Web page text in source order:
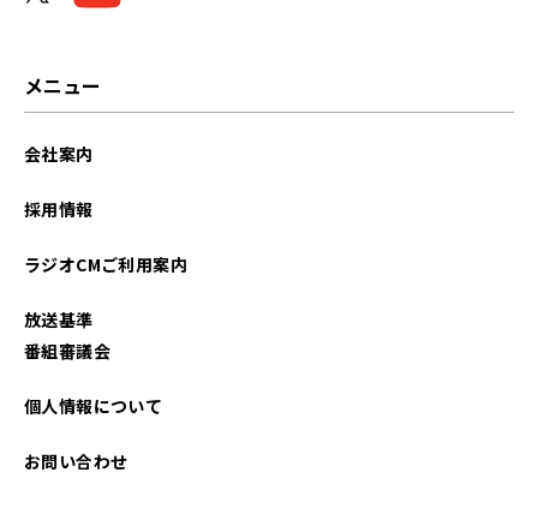
メニュー
会社案内
採用情報
ラジオCMご利用案内
放送基準
番組審議会
個人情報について
お問い合わせ